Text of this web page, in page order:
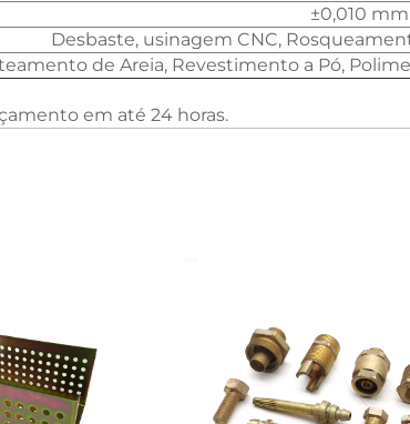
±0,010 mm
Desbaste, usinagem CNC,
de Areia, Revestimento a Pó,
em até 24 horas.